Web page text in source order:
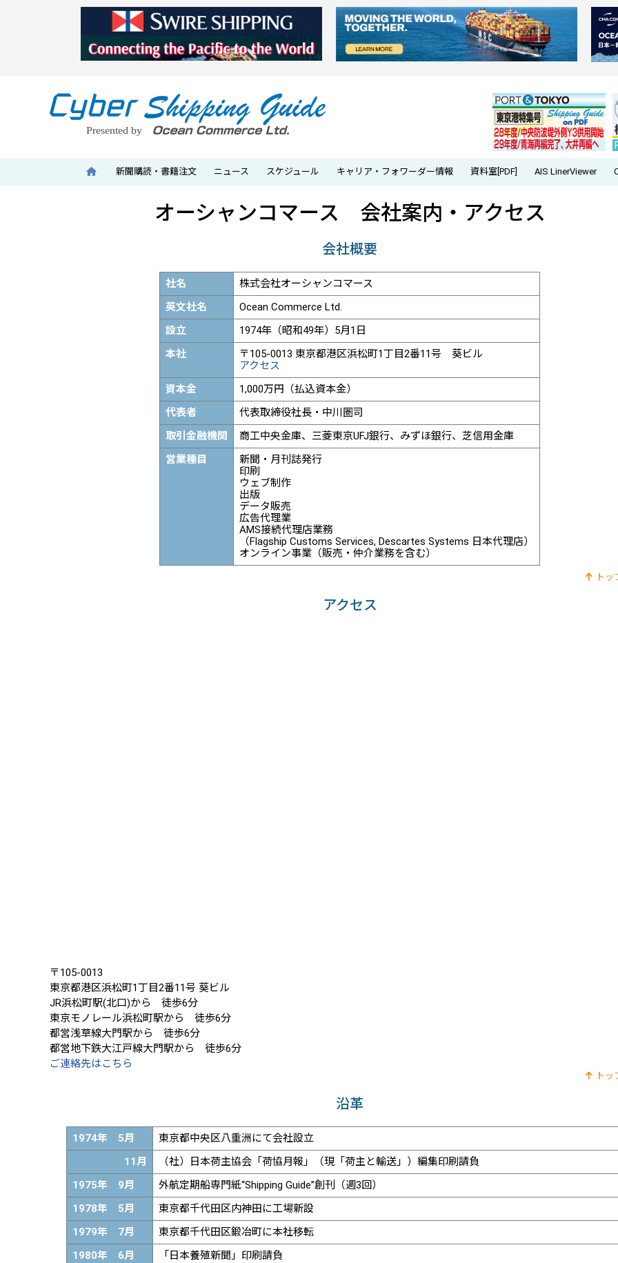
新聞購読・書籍注文 ニュース スケジュール キャリア・フォワーダー情報 資料室[PDF] AIS LinerViewer
オーシャンコマース 会社案内・アクセス
会社概要
社名
株式会社オーシャンコマース
英文社名
Ocean Commerce Ltd.
設立
1974年（昭和49年）5月1日
本社
〒105-0013 東京都港区浜松町1丁目2番11号 葵ビル
アクセス
資本金
1,000万円（払込資本金）
代表者
代表取締役社長・中川圏司
取引金融機関
商工中央金庫、三菱東京UFJ銀行、みずほ銀行、芝信用金庫
営業種目
新聞・月刊誌発行
印刷
ウェブ制作
出版
データ販売
広告代理業
AMS接続代理店業務
（Flagship Customs Services, Descartes Systems 日本代理店）
オンライン事業（販売・仲介業務を含む）
トッ
アクセス
〒105-0013
東京都港区浜松町1丁目2番11号 葵ビル
JR浜松町駅(北口)から 徒歩6分
東京モノレール浜松町駅から 徒歩6分
都営浅草線大門駅から 徒歩6分
都営地下鉄大江戸線大門駅から 徒歩6分
ご連絡先はこちら
トッ
沿革
1974年 5月
東京都中央区八重洲にて会社設立
11月
（社）日本荷主協会「荷協月報」（現「荷主と輸送」）編集印刷請負
1975年 9月
外航定期船専門紙“Shipping Guide”創刊（週3回）
1978年 5月
東京都千代田区内神田に工場新設
1979年 7月
東京都千代田区鍛冶町に本社移転
1980年 6月
「日本養殖新聞」印刷請負